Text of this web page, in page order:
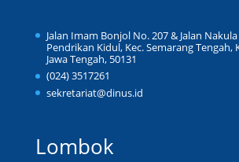
Jalan Imam Bonjol No. 207 & Jalan
Pendrikan Kidul, Kec. Semarang Tengah,
Jawa Tengah, 50131
(024) 3517261
sekretariat@dinus.id
Lombok